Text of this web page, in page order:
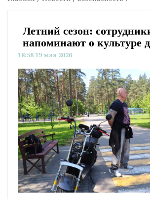
Летний сезон:
напоминают о культуре
18:58 19 мая 2026